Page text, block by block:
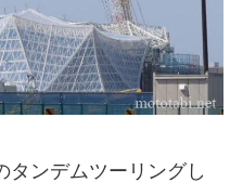
タンデムツーリングし